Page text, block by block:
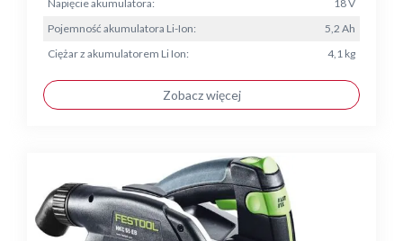
Napięcie akumulatora:
18 V
Pojemność akumulatora Li-Ion:
5,2 Ah
Ciężar z akumulatorem Li Ion:
4,1 kg
Zobacz więcej